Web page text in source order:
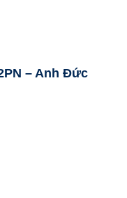
– Anh Đức